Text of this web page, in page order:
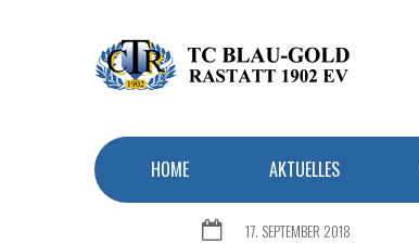
HOME AKTUELLES
17. SEPTEMBER 2018